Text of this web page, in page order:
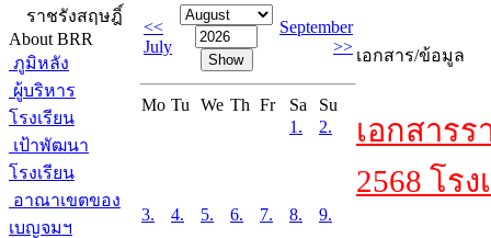
ราชรังสฤษฎิ์
About BRR
ภูมิหลัง
ผู้บริหาร
โรงเรียน
เป้าพัฒนา
โรงเรียน
อาณาเขตของ
เบญจมฯ
<<
July
September
>>
Mo Tu We Th Fr Sa
Su
1.
2.
3. 4. 5. 6. 7. 8. 9.
เอกสาร/ข้อมูล
เอกสาร
2568 โร